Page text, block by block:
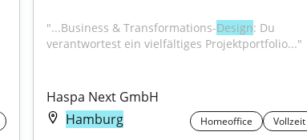
"...Business & Transformations-Design: Du
verantwortest ein vielfältiges Projektportfolio..."
Haspa Next GmbH
Hamburg
Homeoffice Vollzeit